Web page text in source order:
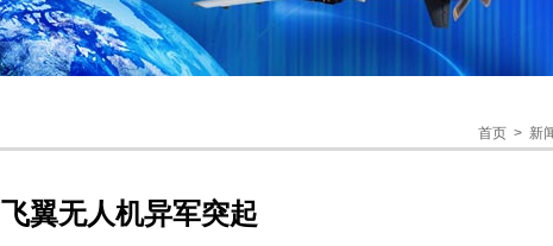
首页 > 新
飞翼无人机异军突起